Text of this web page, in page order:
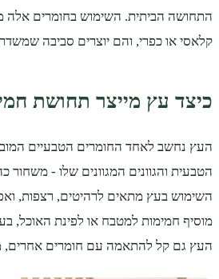
התחושה הביתית. השימוש בחומרים אלה
קלאסי או כפרי, והם יוצרים סביבה
כיצד עץ מייצר תחושת
העץ נחשב לאחד החומרים הטבעיים
הטבעית והגוונים המגוונים שלו - משחור
השימוש בעץ מתאים לרהיטים, רצפות,
מוסיף חמימות למטבח או לפינת האוכל,
העץ גם קל להתאמה עם חומרים אחרים,